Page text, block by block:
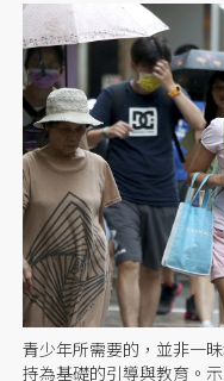
青少年所需要的，並非一
持為基礎的引導與教育。